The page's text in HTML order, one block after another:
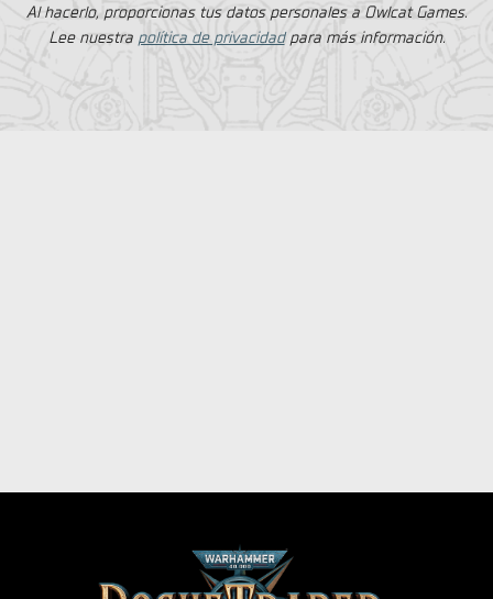
Al hacerlo, proporcionas tus datos personales a Owlcat Games.
Lee nuestra política de privacidadpara más información.